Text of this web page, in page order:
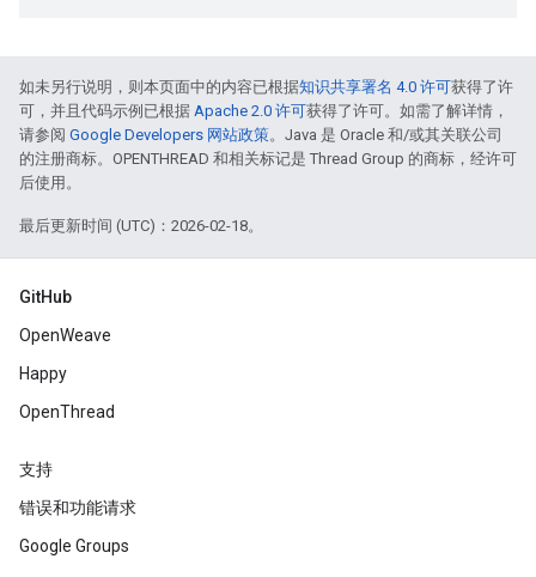
如未另行说明，则本页面中的内容已根据知识共享署名 4.0 许可获得了许
可，并且代码示例已根据 Apache 2.0 许可获得了许可。如需了解详情，
请参阅 Google Developers 网站政策。Java 是 Oracle 和/或其关联公司
的注册商标。OPENTHREAD 和相关标记是 Thread Group 的商标，经许可
后使用。
最后更新时间 (UTC)：2026-02-18。
GitHub
OpenWeave
Happy
OpenThread
支持
错误和功能请求
Google Groups